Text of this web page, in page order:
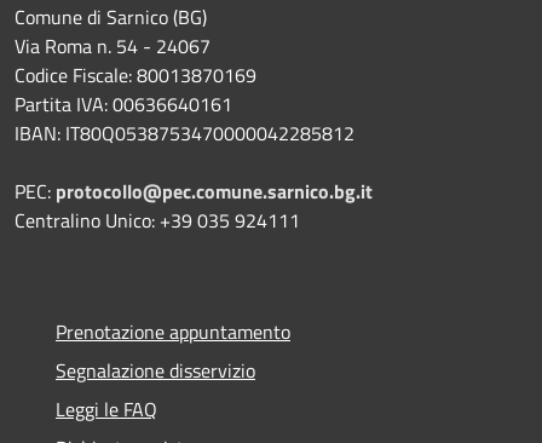
Comune di Sarnico (BG)
Via Roma n. 54 - 24067
Codice Fiscale: 80013870169
Partita IVA: 00636640161
IBAN: IT80Q0538753470000042285812
PEC: protocollo@pec.comune.sarnico.bg.it
Centralino Unico: +39 035 924111
Prenotazione appuntamento
Segnalazione disservizio
Leggi le FAQ